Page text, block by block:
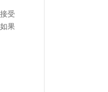
受
果